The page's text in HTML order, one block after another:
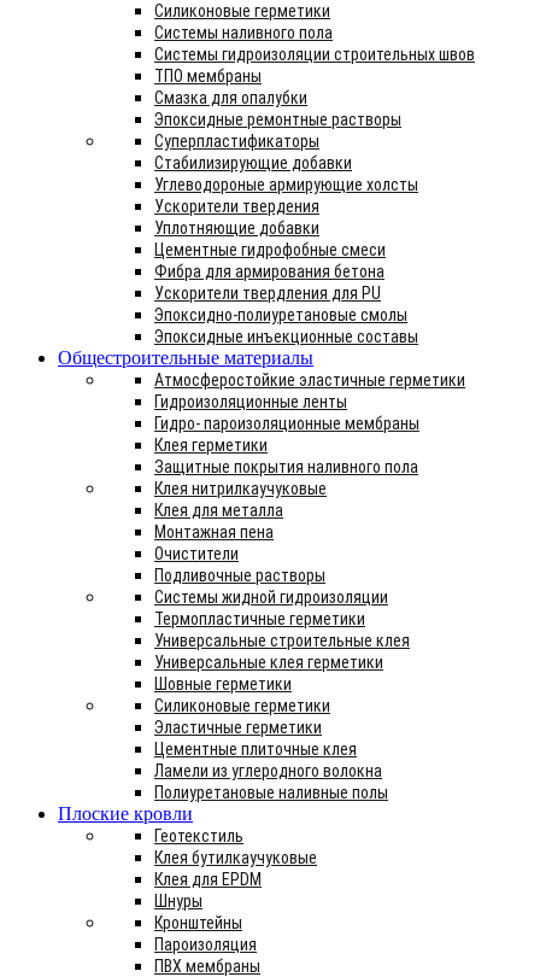
Силиконовые герметики
Системы наливного пола
Системы гидроизоляции строительных швов
ТПО мембраны
Смазка для опалубки
Эпоксидные ремонтные растворы
Суперпластификаторы
Стабилизирующие добавки
Углеводороные армирующие холсты
Ускорители твердения
Уплотняющие добавки
Цементные гидрофобные смеси
Фибра для армирования бетона
Ускорители твердления для PU
Эпоксидно-полиуретановые смолы
Эпоксидные инъекционные составы
Общестроительные материалы
Атмосферостойкие эластичные герметики
Гидроизоляционные ленты
Гидро- пароизоляционные мембраны
Клея герметики
Защитные покрытия наливного пола
Клея нитрилкаучуковые
Клея для металла
Монтажная пена
Очистители
Подливочные растворы
Системы жидной гидроизоляции
Термопластичные герметики
Универсальные строительные клея
Универсальные клея герметики
Шовные герметики
Силиконовые герметики
Эластичные герметики
Цементные плиточные клея
Ламели из углеродного волокна
Полиуретановые наливные полы
Плоские кровли
Геотекстиль
Клея бутилкаучуковые
Клея для EPDM
Шнуры
Кронштейны
Пароизоляция
ПВХ мембраны